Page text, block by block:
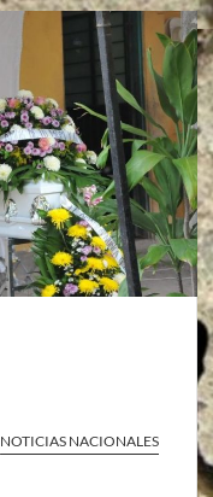
NOTICIAS NACIONALES